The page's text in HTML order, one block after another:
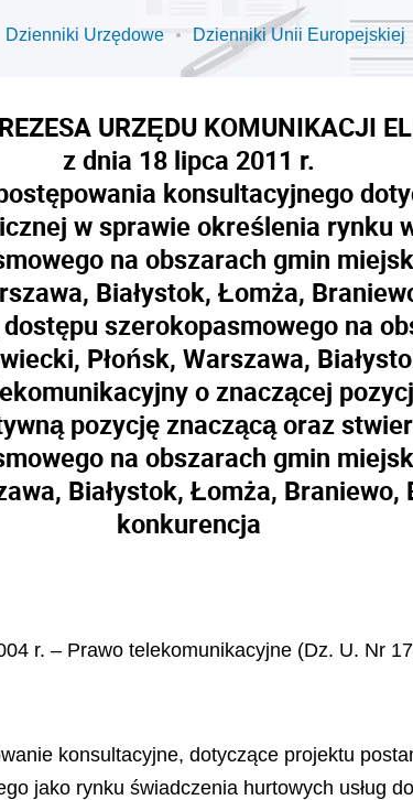
Dzienniki Urzędowe Dzienniki Unii Europejskiej
URZĘDU KOMUNIKACJI
z dnia 18 lipca 2011 r.
konsultacyjnego
w sprawie określenia rynku
na obszarach gmin
Białystok, Łomża,
szerokopasmowego na
Płońsk, Warszawa,
o znaczącej
pozycję znaczącą oraz
na obszarach gmin
Białystok, Łomża,
konkurencja
r. – Prawo telekomunikacyjne (Dz. U. Nr
konsultacyjne, dotyczące projektu
jako rynku świadczenia hurtowych usług